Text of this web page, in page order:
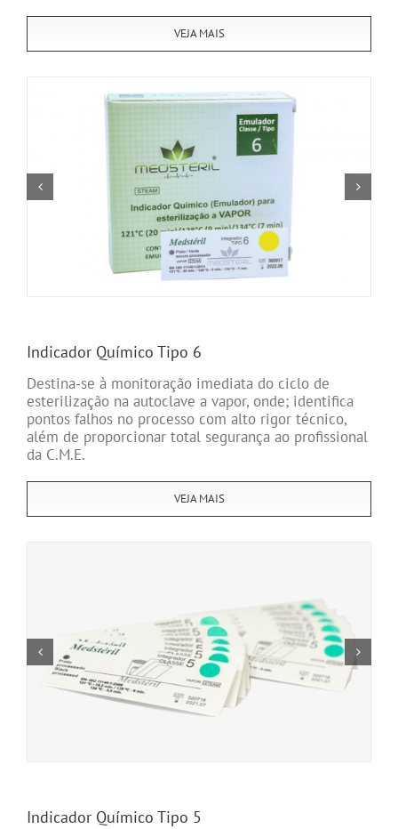
VEJA MAIS
Indicador Químico Tipo 6
Destina-se à monitoração imediata do ciclo de
esterilização na autoclave a vapor, onde; identifica
pontos falhos no processo com alto rigor técnico,
além de proporcionar total segurança ao profissional
da C.M.E.
VEJA MAIS
Indicador Químico Tipo 5